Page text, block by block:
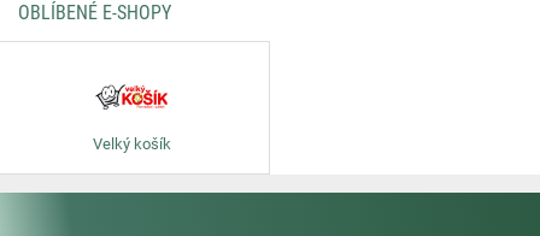
OBLÍBENÉ E-SHOPY
Velký košík